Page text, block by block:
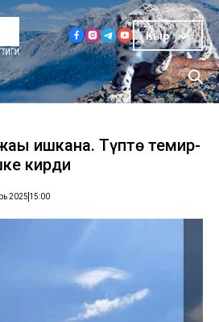
Кыр
ишкана. Түптө темир-
кирди
2025 15:00